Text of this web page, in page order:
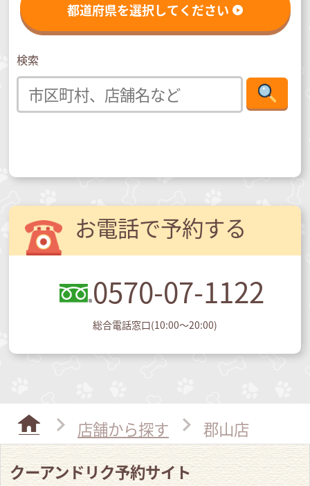
都道府県を選択してください
検索
お電話で予約する
0570-07-1122
総合電話窓口(10:00～20:00)
店舗から探す
郡山店
クーアンドリク予約サイト